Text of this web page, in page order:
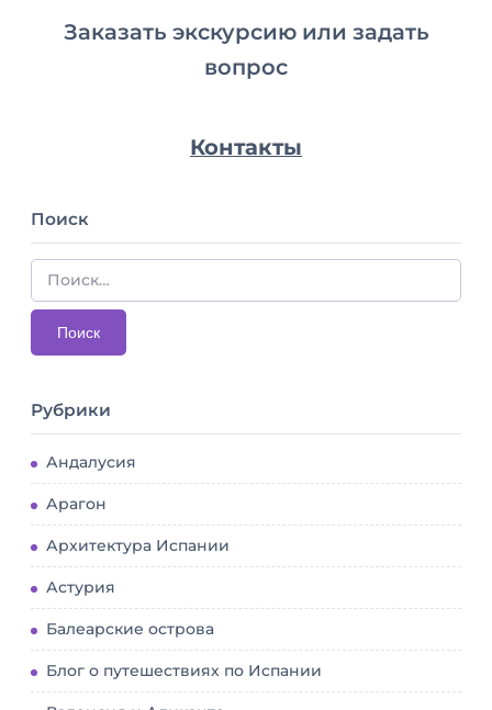
Заказать экскурсию или задать
вопрос
Контакты
Поиск
Рубрики
Андалусия
Арагон
Архитектура Испании
Астурия
Балеарские острова
Блог о путешествиях по Испании